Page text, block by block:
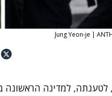
לטענתה, למדינה הראשונה